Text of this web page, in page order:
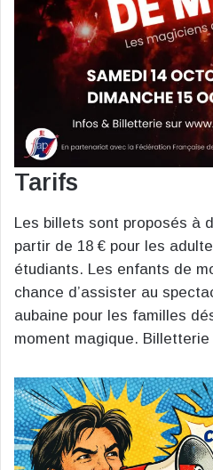
Tarifs
Les billets sont proposés à
partir de 18 € pour les
étudiants. Les enfants de
chance d’assister au
aubaine pour les familles
moment magique. Billetterie